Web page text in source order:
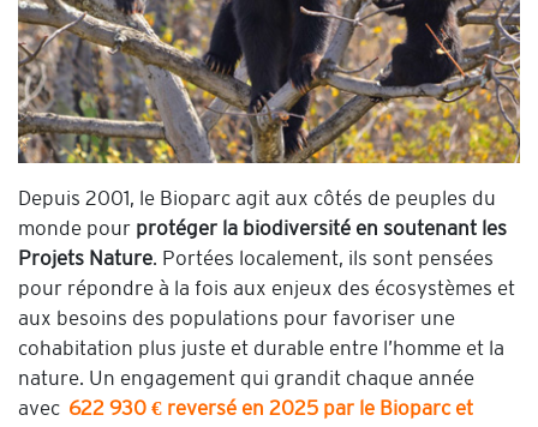
Depuis 2001, le Bioparc agit aux côtés de peuples du
monde pour protéger la biodiversité en soutenant les
Projets Nature. Portées localement, ils sont pensées
pour répondre à la fois aux enjeux des écosystèmes et
aux besoins des populations pour favoriser une
cohabitation plus juste et durable entre l’homme et la
nature. Un engagement qui grandit chaque année
avec 622 930 € reversé en 2025 par le Bioparc et